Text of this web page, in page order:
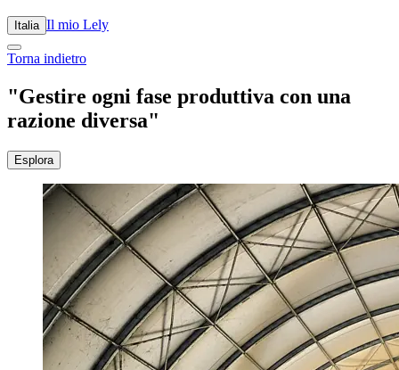
Italia Il mio Lely
Torna indietro
"Gestire ogni fase produttiva con una
razione diversa"
Esplora